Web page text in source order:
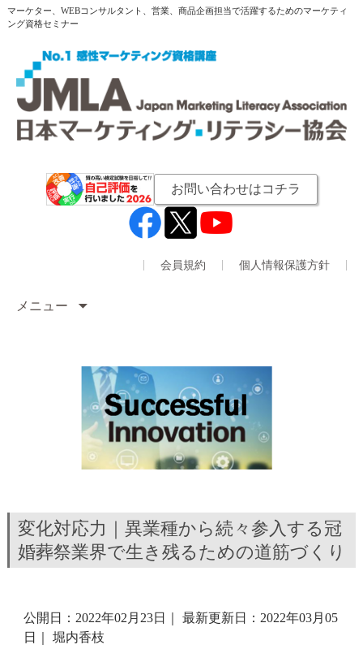
マーケター、WEBコンサルタント、営業、商品企画担当で活躍するためのマーケティ
ング資格セミナー
お問い合わせはコチラ
会員規約 個人情報保護方針
メニュー
変化対応力｜異業種から続々参入する冠
婚葬祭業界で生き残るための道筋づくり
公開日：2022年02月23日
最新更新日：2022年03月05
日
堀内香枝